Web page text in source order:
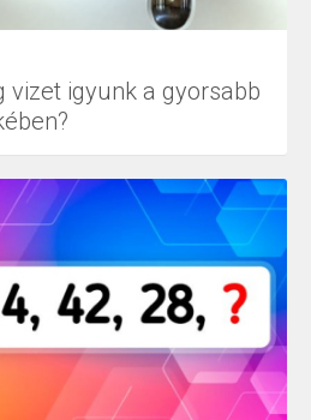
vizet igyunk a gyorsabb